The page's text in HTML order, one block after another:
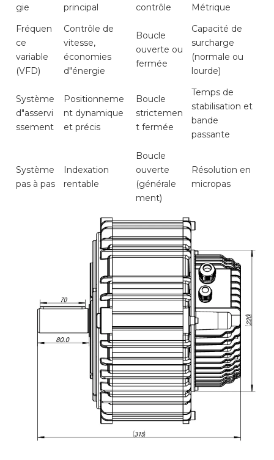
gie
principal
contrôle
Métrique
Fréquen
ce
variable
(VFD)
Contrôle de
vitesse,
économies
d"énergie
Boucle
ouverte ou
fermée
Capacité de
surcharge
(normale ou
lourde)
Système
d"asservi
ssement
Positionneme
nt dynamique
et précis
Boucle
strictemen
t fermée
Temps de
stabilisation et
bande
passante
Système
pas à pas
Indexation
rentable
Boucle
ouverte
(générale
ment)
Résolution en
micropas